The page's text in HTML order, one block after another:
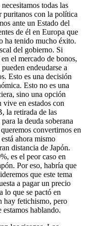
todas las
puritanos con la política
ante un Estado del
de él en Europa que
ha tenido mucho éxito.
del gobierno. Si
el mercado de bonos,
endeudarse a
Esto es una decisión
Esto no es una
sino una opción
en estados con
la retirada de las
la deuda soberana
convertirnos en
ahora mismo
distancia de Japón.
es el peor caso en
Por eso, habría que
que este tema
a pagar un precio
lo que se pactó en
hay fetichismo, pero
estamos hablando.